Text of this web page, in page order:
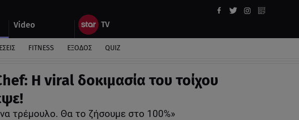
Video
FITNESS ΕΞΟΔΟΣ QUIZ
Η viral δοκιμασία του τοίχου
τρέμουλο. Θα το ζήσουμε στο 100%»